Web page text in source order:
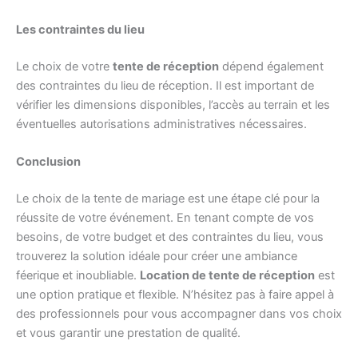
Les contraintes du lieu
Le choix de votre tente de réception dépend également
des contraintes du lieu de réception. Il est important de
vérifier les dimensions disponibles, l’accès au terrain et les
éventuelles autorisations administratives nécessaires.
Conclusion
Le choix de la tente de mariage est une étape clé pour la
réussite de votre événement. En tenant compte de vos
besoins, de votre budget et des contraintes du lieu, vous
trouverez la solution idéale pour créer une ambiance
féerique et inoubliable. Location de tente de réception est
une option pratique et flexible. N’hésitez pas à faire appel à
des professionnels pour vous accompagner dans vos choix
et vous garantir une prestation de qualité.